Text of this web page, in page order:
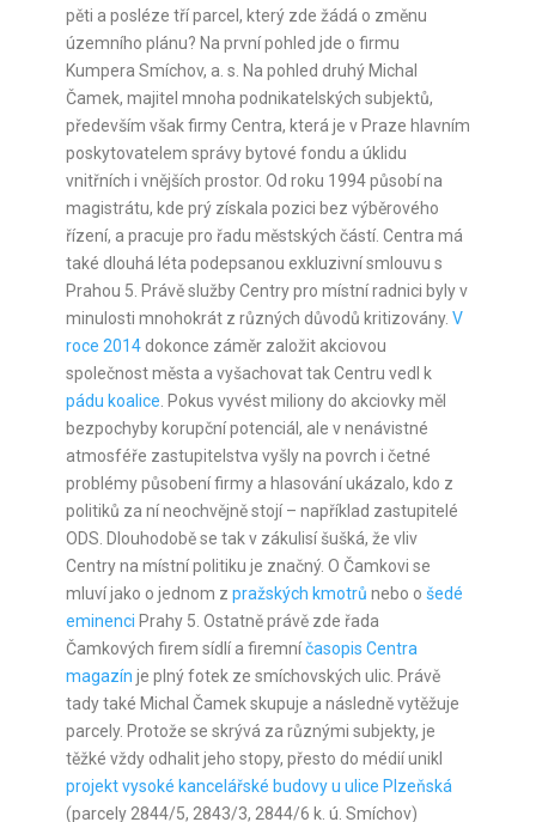
pěti a posléze tří parcel, který zde žádá o změnu
územního plánu? Na první pohled jde o firmu
Kumpera Smíchov, a. s. Na pohled druhý Michal
Čamek, majitel mnoha podnikatelských subjektů,
především však firmy Centra, která je v Praze hlavním
poskytovatelem správy bytové fondu a úklidu
vnitřních i vnějších prostor. Od roku 1994 působí na
magistrátu, kde prý získala pozici bez výběrového
řízení, a pracuje pro řadu městských částí. Centra má
také dlouhá léta podepsanou exkluzivní smlouvu s
Prahou 5. Právě služby Centry pro místní radnici byly v
minulosti mnohokrát z různých důvodů kritizovány. V
roce 2014dokonce záměr založit akciovou
společnost města a vyšachovat tak Centru vedl k
pádu koalice. Pokus vyvést miliony do akciovky měl
bezpochyby korupční potenciál, ale v nenávistné
atmosféře zastupitelstva vyšly na povrch i četné
problémy působení firmy a hlasování ukázalo, kdo z
politiků za ní neochvějně stojí – například zastupitelé
ODS. Dlouhodobě se tak v zákulisí šušká, že vliv
Centry na místní politiku je značný. O Čamkovi se
mluví jako o jednom z pražských kmotrů nebo o šedé
eminenci Prahy 5. Ostatně právě zde řada
Čamkových firem sídlí a firemníčasopis Centra
magazín je plný fotek ze smíchovských ulic. Právě
tady také Michal Čamek skupuje a následně vytěžuje
parcely. Protože se skrývá za různými subjekty, je
těžké vždy odhalit jeho stopy, přesto do médií unikl
projekt vysoké kancelářské budovy u ulice Plzeňská
(parcely 2844/5, 2843/3, 2844/6 k. ú. Smíchov)